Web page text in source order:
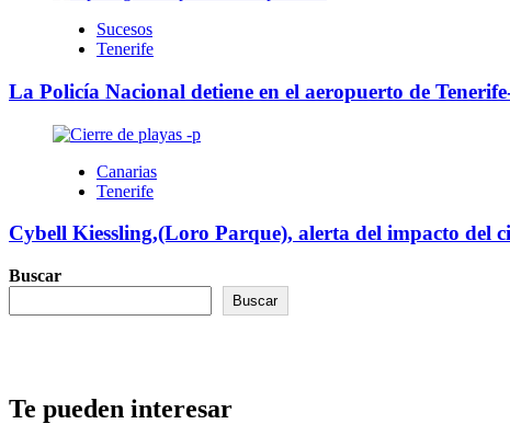
Sucesos
Tenerife
La Policía Nacional detiene en el aeropuerto de
Canarias
Tenerife
Cybell Kiessling,(Loro Parque), alerta del impacto del
Buscar
Buscar
Te pueden interesar